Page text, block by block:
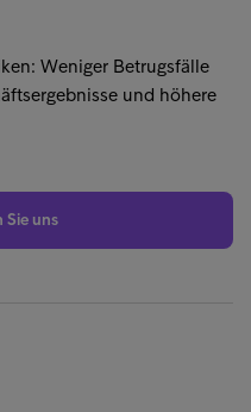
Weniger Betrugsfälle
und höhere
Sie uns